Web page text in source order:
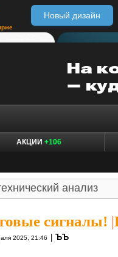
Новый дизайн
АКЦИИ +106
сигналы! |
2025, 21:46 ЪЪ